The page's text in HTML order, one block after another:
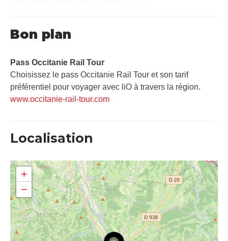
Bon plan
Pass Occitanie Rail Tour​
Choisissez le pass Occitanie Rail Tour et son tarif
préférentiel pour voyager avec liO à travers la région.
www.occitanie-rail-tour.com
Localisation
+
−